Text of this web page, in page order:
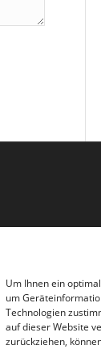
Um Ihnen ein
um
Technologien
auf dieser Website
zurückziehen,